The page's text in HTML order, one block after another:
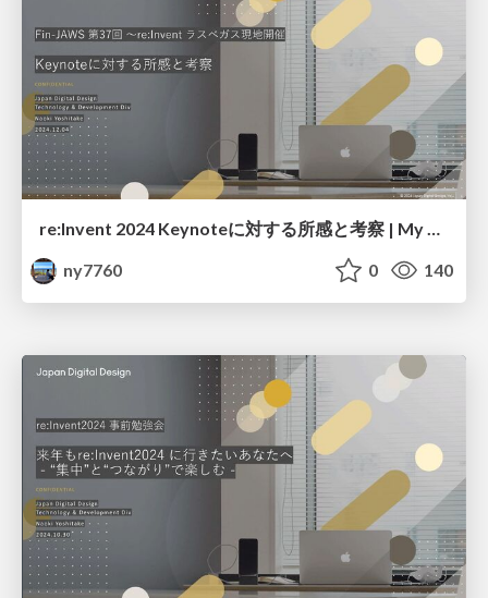
re:Invent 2024 Keynoteに対する所感と考察 | My Take on the Keynote
ny7760
0 140